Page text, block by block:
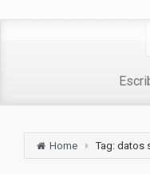
Home Tag: datos